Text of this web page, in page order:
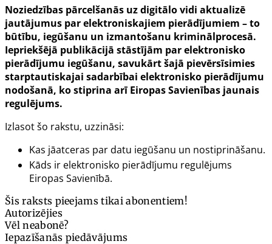
Noziedzības pārcelšanās uz digitālo vidi aktualizē
jautājumus par elektroniskajiem pierādījumiem – to
būtību, iegūšanu un izmantošanu kriminālprocesā.
Iepriekšējā publikācijā stāstījām par elektronisko
pierādījumu iegūšanu, savukārt šajā pievērsīsimies
starptautiskajai sadarbībai elektronisko pierādījumu
nodošanā, ko stiprina arī Eiropas Savienības jaunais
regulējums.
Izlasot šo rakstu, uzzināsi:
Kas jāatceras par datu iegūšanu un nostiprināšanu.
Kāds ir elektronisko pierādījumu regulējums
Eiropas Savienībā.
Šis raksts pieejams tikai abonentiem!
Autorizējies
Vēl neabonē?
Iepazīšanās piedāvājums